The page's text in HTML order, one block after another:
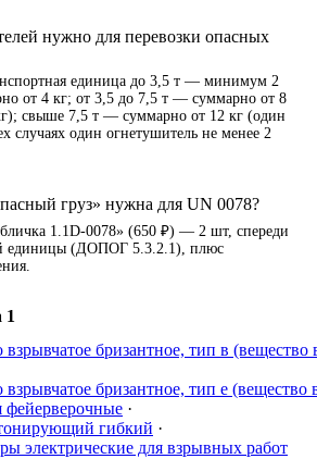
нужно для перевозки опасных
единица до 3,5 т — минимум 2
от 4 кг; от 3,5 до 7,5 т — суммарно от 8
свыше 7,5 т — суммарно от 12 кг (один
случаях один огнетушитель не менее 2
груз» нужна для UN 0078?
1.1D-0078» (650 ₽) — 2 шт, спереди
единицы (ДОПОГ 5.3.2.1), плюс
1
бризантное, тип в (вещество
бризантное, тип е (вещество
·
гибкий ·
электрические для взрывных работ